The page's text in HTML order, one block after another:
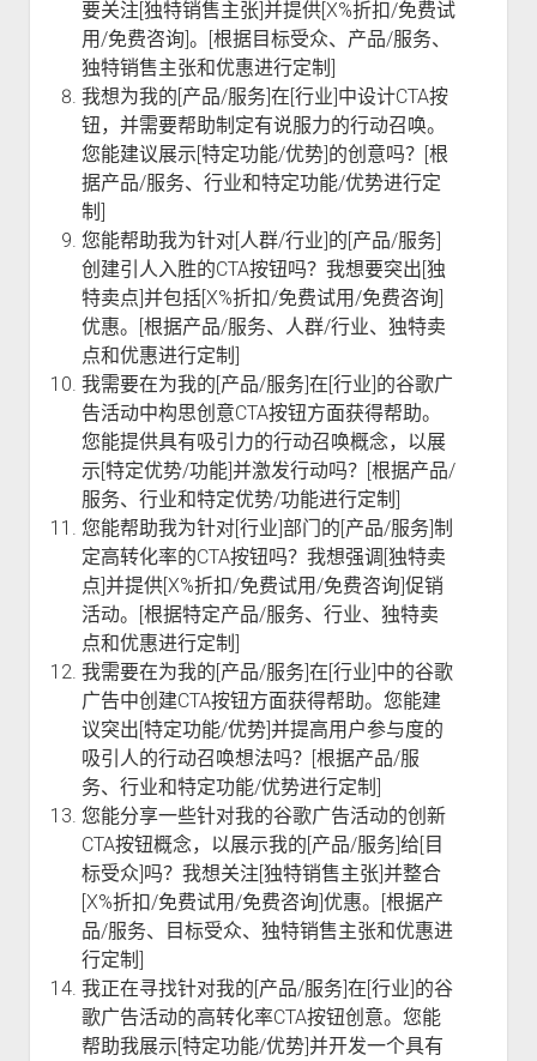
要关注[独特销售主张]并提供[X%折扣/免费试
用/免费咨询]。[根据目标受众、产品/服务、
独特销售主张和优惠进行定制]
我想为我的[产品/服务]在[行业]中设计CTA按
钮，并需要帮助制定有说服力的行动召唤。
您能建议展示[特定功能/优势]的创意吗？[根
据产品/服务、行业和特定功能/优势进行定
制]
您能帮助我为针对[人群/行业]的[产品/服务]
创建引人入胜的CTA按钮吗？我想要突出[独
特卖点]并包括[X%折扣/免费试用/免费咨询]
优惠。[根据产品/服务、人群/行业、独特卖
点和优惠进行定制]
我需要在为我的[产品/服务]在[行业]的谷歌广
告活动中构思创意CTA按钮方面获得帮助。
您能提供具有吸引力的行动召唤概念，以展
示[特定优势/功能]并激发行动吗？[根据产品/
服务、行业和特定优势/功能进行定制]
您能帮助我为针对[行业]部门的[产品/服务]制
定高转化率的CTA按钮吗？我想强调[独特卖
点]并提供[X%折扣/免费试用/免费咨询]促销
活动。[根据特定产品/服务、行业、独特卖
点和优惠进行定制]
我需要在为我的[产品/服务]在[行业]中的谷歌
广告中创建CTA按钮方面获得帮助。您能建
议突出[特定功能/优势]并提高用户参与度的
吸引人的行动召唤想法吗？[根据产品/服
务、行业和特定功能/优势进行定制]
您能分享一些针对我的谷歌广告活动的创新
CTA按钮概念，以展示我的[产品/服务]给[目
标受众]吗？我想关注[独特销售主张]并整合
[X%折扣/免费试用/免费咨询]优惠。[根据产
品/服务、目标受众、独特销售主张和优惠进
行定制]
我正在寻找针对我的[产品/服务]在[行业]的谷
歌广告活动的高转化率CTA按钮创意。您能
帮助我展示[特定功能/优势]并开发一个具有